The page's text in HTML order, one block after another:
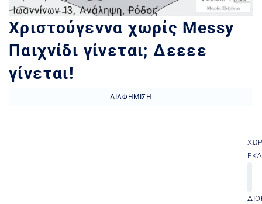
Χριστούγεννα χωρίς Messy
Παιχνίδι γίνεται; Δεεεε
γίνεται!
ΔΙΑΦΉΜΙΣΗ